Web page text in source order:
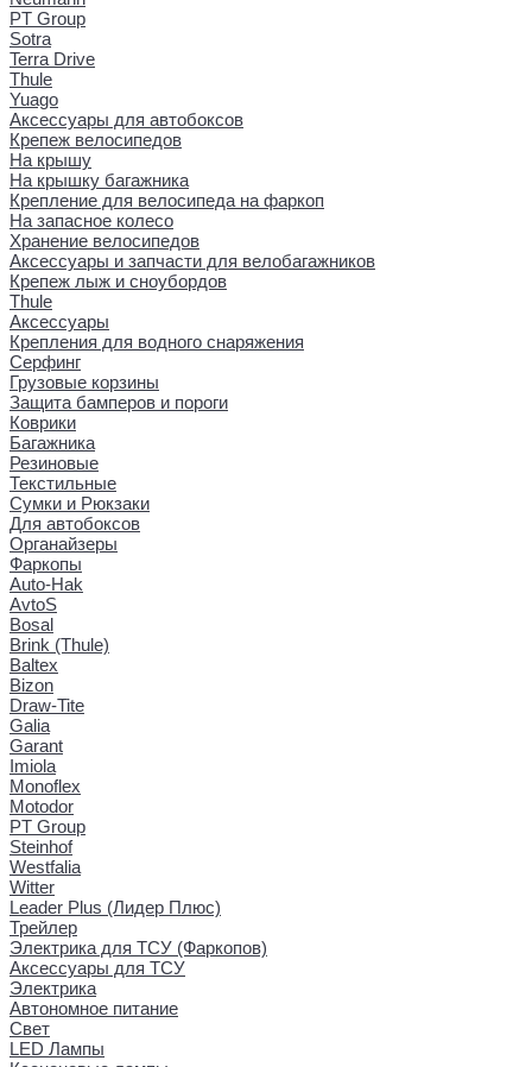
PT Group
Sotra
Terra Drive
Thule
Yuago
Аксессуары для автобоксов
Крепеж велосипедов
На крышу
На крышку багажника
Крепление для велосипеда на фаркоп
На запасное колесо
Хранение велосипедов
Аксессуары и запчасти для велобагажников
Крепеж лыж и сноубордов
Thule
Аксессуары
Крепления для водного снаряжения
Серфинг
Грузовые корзины
Защита бамперов и пороги
Коврики
Багажника
Резиновые
Текстильные
Сумки и Рюкзаки
Для автобоксов
Органайзеры
Фаркопы
Auto-Hak
AvtoS
Bosal
Brink (Thule)
Baltex
Bizon
Draw-Tite
Galia
Garant
Imiola
Monoflex
Motodor
PT Group
Steinhof
Westfalia
Witter
Leader Plus (Лидер Плюс)
Трейлер
Электрика для ТСУ (Фаркопов)
Аксессуары для ТСУ
Электрика
Автономное питание
Свет
LED Лампы